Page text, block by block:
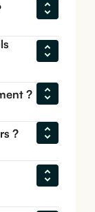
?
?